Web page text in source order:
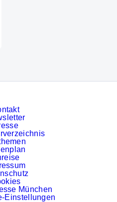
München
Einstellungen